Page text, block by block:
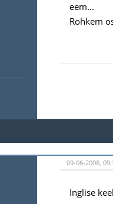
eem...
Rohkem
09-06-2008,
Inglise